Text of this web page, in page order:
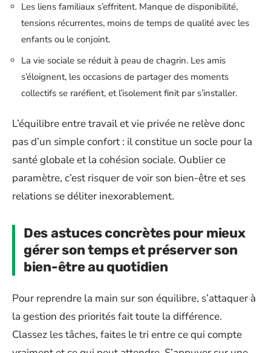
Les liens familiaux s’effritent. Manque de disponibilité,
tensions récurrentes, moins de temps de qualité avec les
enfants ou le conjoint.
La vie sociale se réduit à peau de chagrin. Les amis
s’éloignent, les occasions de partager des moments
collectifs se raréfient, et l’isolement finit par s’installer.
L’équilibre entre travail et vie privée ne relève donc
pas d’un simple confort : il constitue un socle pour la
santé globale et la cohésion sociale. Oublier ce
paramètre, c’est risquer de voir son bien-être et ses
relations se déliter inexorablement.
Des astuces concrètes pour mieux
gérer son temps et préserver son
bien-être au quotidien
Pour reprendre la main sur son équilibre, s’attaquer à
la gestion des priorités fait toute la différence.
Classez les tâches, faites le tri entre ce qui compte